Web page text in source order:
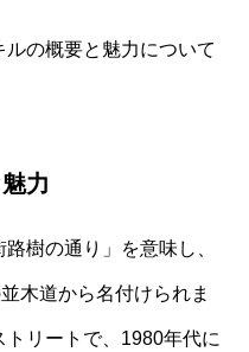
の概要と魅力について
力
樹の通り」を意味し、
木道から名付けられま
リートで、1980年代に